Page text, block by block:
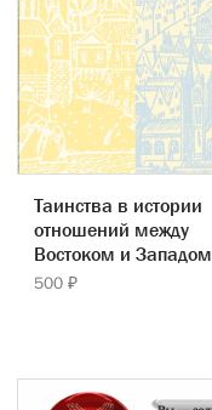
Таинства в истории
отношений между
Востоком и Западом
500 ₽